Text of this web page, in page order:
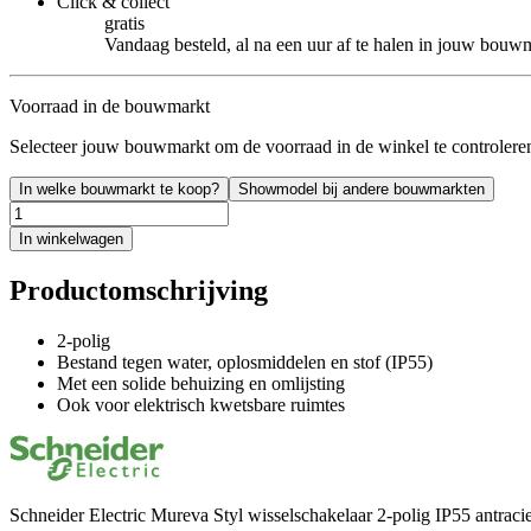
gratis
Vandaag besteld, al na een uur af te halen in jouw
Voorraad in de bouwmarkt
Selecteer jouw bouwmarkt om de voorraad in de winkel te
In welke bouwmarkt te koop? Showmodel bij andere bouwmarkten
In winkelwagen
Productomschrijving
2-polig
Bestand tegen water, oplosmiddelen en stof (IP55)
Met een solide behuizing en omlijsting
Ook voor elektrisch kwetsbare ruimtes
Schneider Electric Mureva Styl wisselschakelaar 2-polig IP55